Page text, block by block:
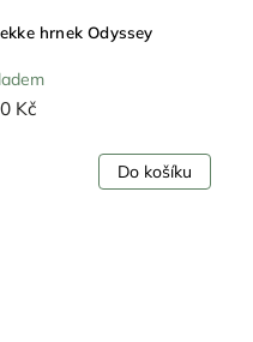
hrnek Odyssey
Kč
Do košíku